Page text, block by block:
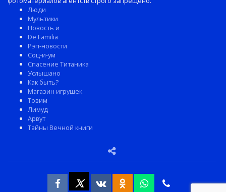
Люди
Мультики
Новость и
De Familia
Рэп-новости
Соц-и-ум
Спасение Титаника
Услышано
Как быть?
Магазин игрушек
Товим
Лимуд
Арвут
Тайны Вечной книги